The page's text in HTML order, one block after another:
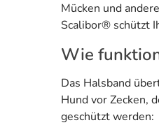
Mücken und
Scalibor® schützt
Wie
Das Halsband
Hund vor Zecken,
geschützt werden: